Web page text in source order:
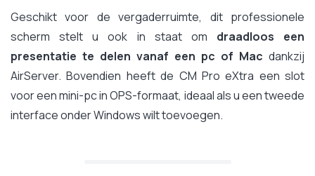
Geschikt voor de vergaderruimte, dit professionele
scherm stelt u ook in staat om draadloos een
presentatie te delen vanaf een pc of Mac dankzij
AirServer. Bovendien heeft de CM Pro eXtra een slot
voor een mini-pc in OPS-formaat, ideaal als u een tweede
interface onder Windows wilt toevoegen.